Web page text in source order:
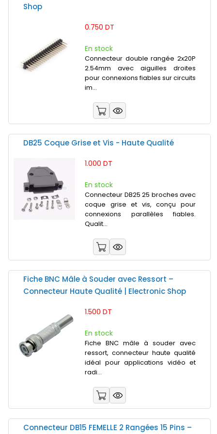
Shop
0.750 DT
En stock
Connecteur double rangée 2x20P
2.54mm avec aiguilles droites
pour connexions fiables sur circuits
im...
DB25 Coque Grise et Vis - Haute Qualité
1.000 DT
En stock
Connecteur DB25 25 broches avec
coque grise et vis, conçu pour
connexions parallèles fiables.
Qualit...
Fiche BNC Mâle à Souder avec Ressort –
Connecteur Haute Qualité | Electronic Shop
1.500 DT
En stock
Fiche BNC mâle à souder avec
ressort, connecteur haute qualité
idéal pour applications vidéo et
radi...
Connecteur DB15 FEMELLE 2 Rangées 15 Pins –